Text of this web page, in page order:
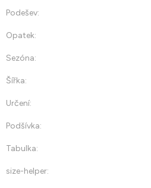
Podešev:
Opatek:
Sezóna:
Šířka:
Určení:
Podšívka:
Tabulka:
size-helper: